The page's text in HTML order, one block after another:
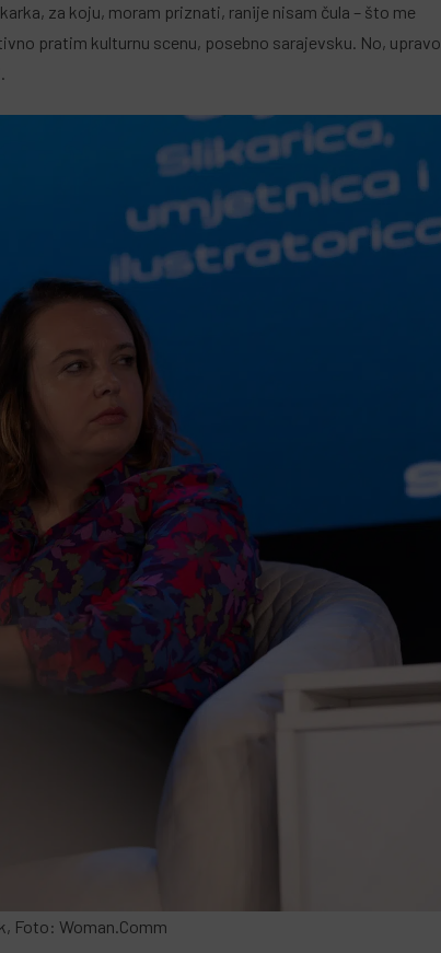
za koju, moram priznati, ranije nisam čula – što me
pratim kulturnu scenu, posebno sarajevsku. No, upravo
Foto: Woman.Comm